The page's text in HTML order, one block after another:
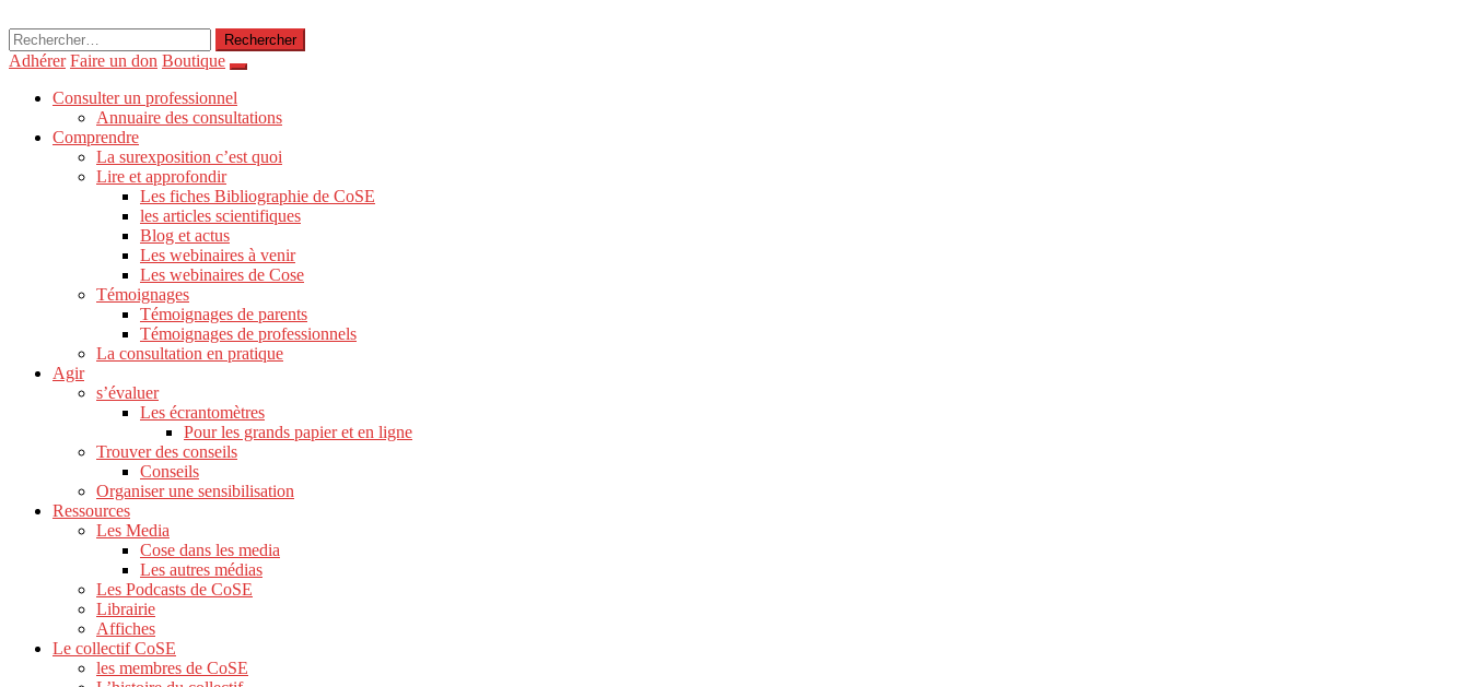
Rechercher :
Adhérer Faire un don Boutique
Consulter un professionnel
Annuaire des consultations
Comprendre
La surexposition c’est quoi
Lire et approfondir
Les fiches Bibliographie de CoSE
les articles scientifiques
Blog et actus
Les webinaires à venir
Les webinaires de Cose
Témoignages
Témoignages de parents
Témoignages de professionnels
La consultation en pratique
Agir
s’évaluer
Les écrantomètres
Pour les grands papier et en ligne
Trouver des conseils
Conseils
Organiser une sensibilisation
Ressources
Les Media
Cose dans les media
Les autres médias
Les Podcasts de CoSE
Librairie
Affiches
Le collectif CoSE
les membres de CoSE